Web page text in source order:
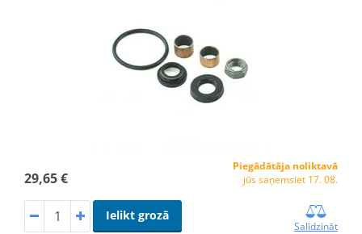
29,65 €
Piegādātāja noliktavā
jūs saņemsiet 17. 08.
Ielikt grozā
Salīdzināt